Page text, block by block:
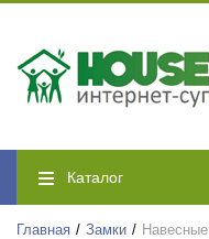
Каталог
Главная Замки Навесные